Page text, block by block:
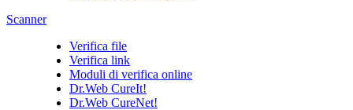
Scanner
Verifica file
Verifica link
Moduli di verifica online
Dr.Web CureIt!
Dr.Web CureNet!